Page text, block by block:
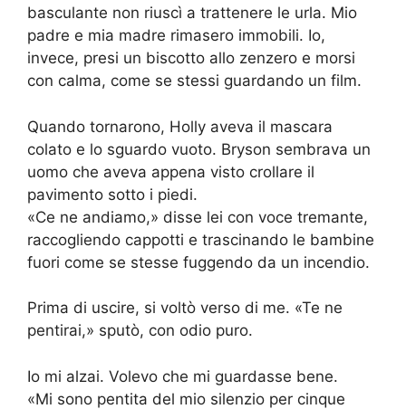
basculante non riuscì a trattenere le urla. Mio
padre e mia madre rimasero immobili. Io,
invece, presi un biscotto allo zenzero e morsi
con calma, come se stessi guardando un film.
Quando tornarono, Holly aveva il mascara
colato e lo sguardo vuoto. Bryson sembrava un
uomo che aveva appena visto crollare il
pavimento sotto i piedi.
«Ce ne andiamo,» disse lei con voce tremante,
raccogliendo cappotti e trascinando le bambine
fuori come se stesse fuggendo da un incendio.
Prima di uscire, si voltò verso di me. «Te ne
pentirai,» sputò, con odio puro.
Io mi alzai. Volevo che mi guardasse bene.
«Mi sono pentita del mio silenzio per cinque